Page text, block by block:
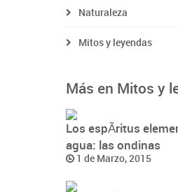
Naturaleza
Mitos y leyendas
Más en Mitos y
Los espÃ­ritus
agua: las ondinas
1 de Marzo, 2015